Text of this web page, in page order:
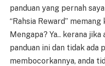
panduan yang pernah
“Rahsia Reward”
Mengapa? Ya.. kerana
panduan ini dan tidak ada
membocorkannya, anda